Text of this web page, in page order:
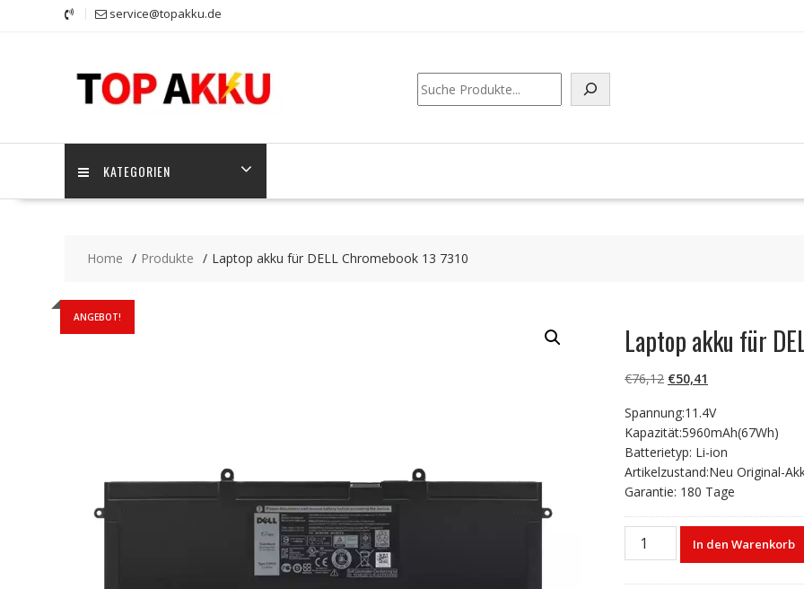
service@topakku.de
Suchen
KATEGORIEN
Home Produkte Laptop akku für DELL Chromebook 13 7310
ANGEBOT!
Laptop akku für
€76,12 Ursprünglicher
war:
€76,12
€50,41
ist:
€50,41.
Spannung:11.4V
Kapazität:5960mAh(67Wh)
Batterietyp: Li-ion
Artikelzustand:Neu Original-
Garantie: 180 Tage
Laptop
akku
In den Warenkorb